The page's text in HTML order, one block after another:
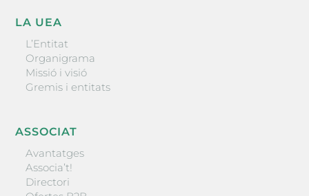
LA UEA
L’Entitat
Organigrama
Missió i visió
Gremis i entitats
ASSOCIAT
Avantatges
Associa’t!
Directori